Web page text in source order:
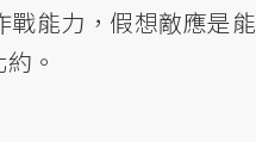
戰能力，假想敵應是能
。